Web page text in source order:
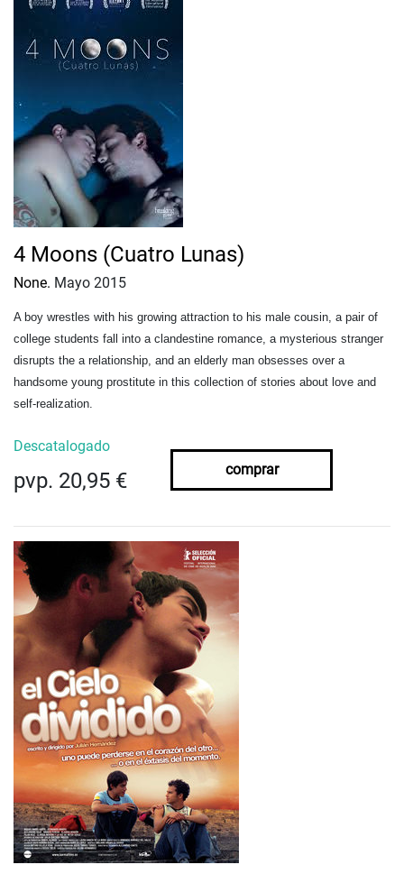
4 Moons (Cuatro Lunas)
None. Mayo 2015
A boy wrestles with his growing attraction to his male cousin, a pair of
college students fall into a clandestine romance, a mysterious stranger
disrupts the a relationship, and an elderly man obsesses over a
handsome young prostitute in this collection of stories about love and
self-realization.
Descatalogado
pvp. 20,95 € comprar